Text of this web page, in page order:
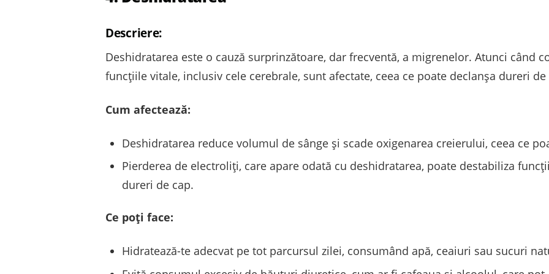
Descriere:
Deshidratarea este o cauză surprinzătoare, dar frecventă, a migrenelor. Atunci când
funcțiile vitale, inclusiv cele cerebrale, sunt afectate, ceea ce poate declanșa dureri de
Cum afectează:
Deshidratarea reduce volumul de sânge și scade oxigenarea creierului, ceea ce
Pierderea de electroliți, care apare odată cu deshidratarea, poate destabiliza
dureri de cap.
Ce poți face:
Hidratează-te adecvat pe tot parcursul zilei, consumând apă, ceaiuri sau sucuri